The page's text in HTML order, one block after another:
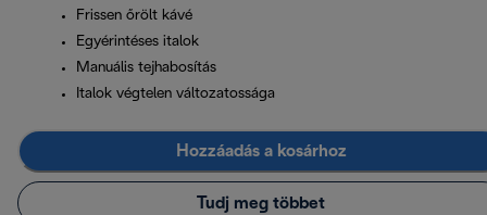
Frissen őrölt kávé
Egyérintéses italok
Manuális tejhabosítás
Italok végtelen változatossága
Hozzáadás a kosárhoz
Tudj meg többet